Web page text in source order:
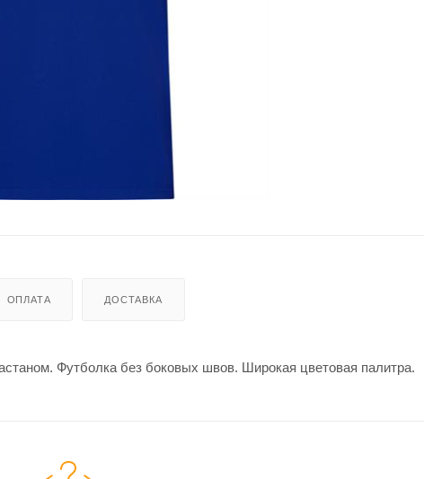
ОПЛАТА ДОСТАВКА
Футболка без боковых швов. Широкая цветовая палитра.